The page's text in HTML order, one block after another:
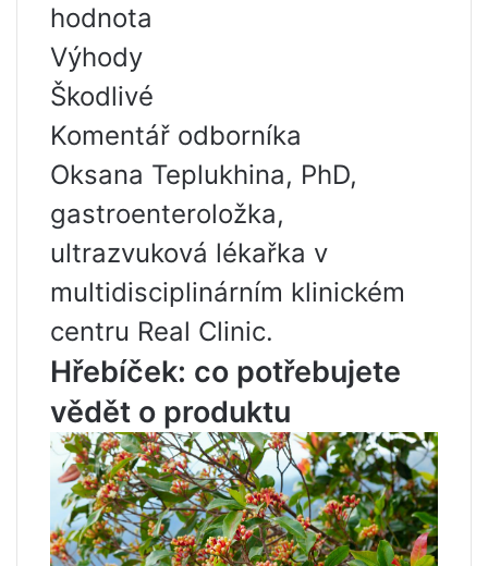
hodnota
Výhody
Škodlivé
Komentář odborníka
Oksana Teplukhina, PhD,
gastroenteroložka,
ultrazvuková lékařka v
multidisciplinárním klinickém
centru Real Clinic.
Hřebíček: co potřebujete
vědět o produktu